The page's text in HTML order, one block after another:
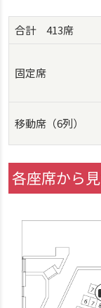
合計 413席
固定席
移動席（6列）
各座席から